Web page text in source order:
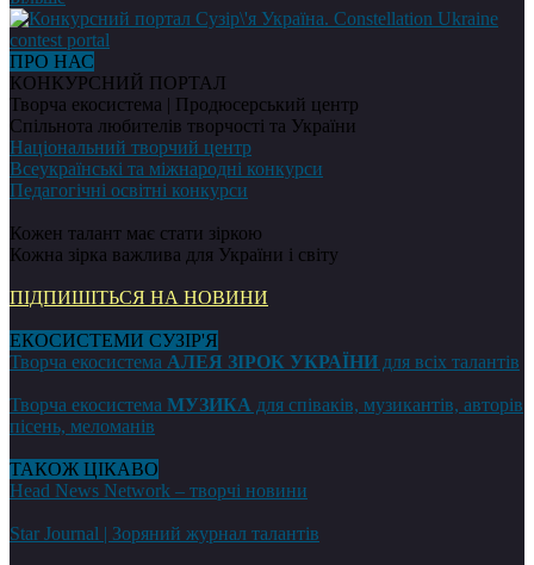
ПРО НАС
КОНКУРСНИЙ ПОРТАЛ
Творча екосистема | Продюсерський центр
Спільнота любителів творчості та України
Національний творчий центр
Всеукраїнські та міжнародні конкурси
Педагогічні освітні конкурси
Кожен талант має стати зіркою
Кожна зірка важлива для України і світу
ПІДПИШІТЬСЯ НА НОВИНИ
ЕКОСИСТЕМИ СУЗІР'Я
Творча екосистема АЛЕЯ ЗІРОК УКРАЇНИ для всіх талантів
Творча екосистема МУЗИКА для співаків, музикантів, авторів
пісень, меломанів
ТАКОЖ ЦІКАВО
Head News Network – творчі новини
Star Journal | Зоряний журнал талантів